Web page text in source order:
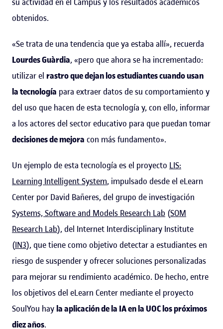
obtenidos.
«Se trata de una tendencia que ya estaba allí», recuerda
Lourdes Guàrdia, «pero que ahora se ha incrementado:
utilizar el rastro que dejan los estudiantes cuando usan
la tecnología para extraer datos de su comportamiento y
del uso que hacen de esta tecnología y, con ello, informar
a los actores del sector educativo para que puedan tomar
decisiones de mejora con más fundamento».
Un ejemplo de esta tecnología es el proyecto LIS:
Learning Intelligent System, impulsado desde el eLearn
Center por David Bañeres, del grupo de investigación
Systems, Software and Models Research Lab (SOM
Research Lab), del Internet Interdisciplinary Institute
(IN3), que tiene como objetivo detectar a estudiantes en
riesgo de suspender y ofrecer soluciones personalizadas
para mejorar su rendimiento académico. De hecho, entre
los objetivos del eLearn Center mediante el proyecto
SoulYou hay la aplicación de la IA en la UOC los próximos
diez años.